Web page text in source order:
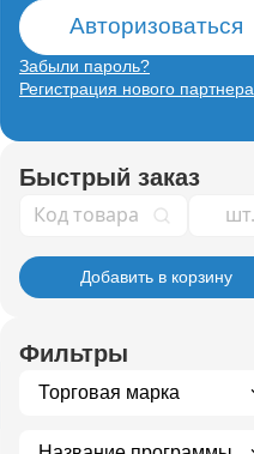
Авторизоваться
Забыли пароль?
Регистрация нового партнера
Быстрый заказ
Код товара
Добавить в корзину
Фильтры